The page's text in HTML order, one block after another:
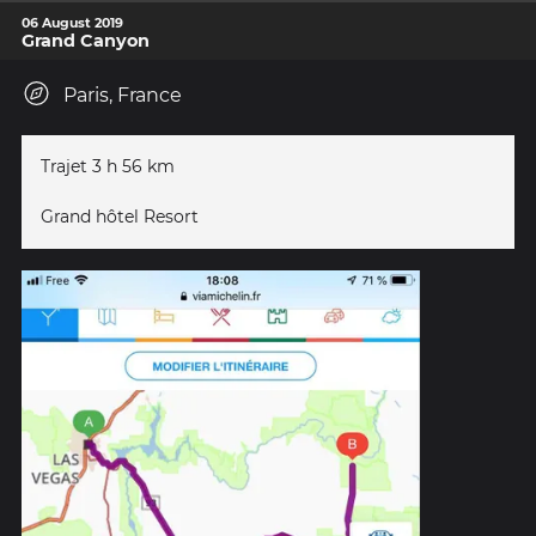
06 August 2019
Grand Canyon
Paris, France
Trajet 3 h 56 km
Grand hôtel Resort